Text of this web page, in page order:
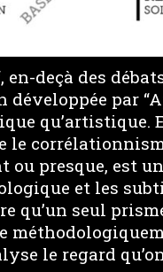
deçà des
par
qu’artistique.
le
ou presque, est
et les
qu’un seul
le regard